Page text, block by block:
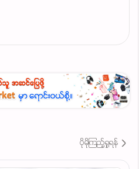
ပိုမိုကြည့်ရှုရန်